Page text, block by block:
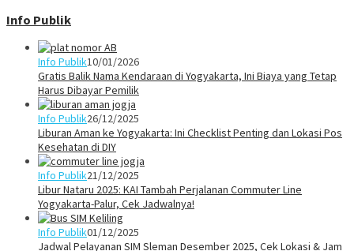
Info Publik
Info Publik10/01/2026
Gratis Balik Nama Kendaraan di Yogyakarta, Ini Biaya yang Tetap
Harus Dibayar Pemilik
Info Publik26/12/2025
Liburan Aman ke Yogyakarta: Ini Checklist Penting dan Lokasi Pos
Kesehatan di DIY
Info Publik21/12/2025
Libur Nataru 2025: KAI Tambah Perjalanan Commuter Line
Yogyakarta-Palur, Cek Jadwalnya!
Info Publik01/12/2025
Jadwal Pelayanan SIM Sleman Desember 2025, Cek Lokasi & Jam